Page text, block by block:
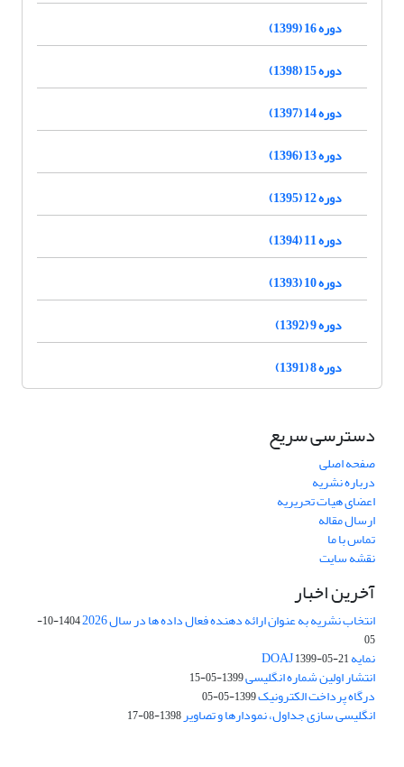
دوره 16 (1399)
دوره 15 (1398)
دوره 14 (1397)
دوره 13 (1396)
دوره 12 (1395)
دوره 11 (1394)
دوره 10 (1393)
دوره 9 (1392)
دوره 8 (1391)
دسترسی سریع
صفحه اصلی
درباره نشریه
اعضای هیات تحریریه
ارسال مقاله
تماس با ما
نقشه سایت
آخرین اخبار
انتخاب نشریه به عنوان ارائه دهنده فعال داده ها در سال 2026
1404-10-
05
نمایه DOAJ1399-05-21
انتشار اولین شماره انگلیسی1399-05-15
درگاه پرداخت الکترونیک1399-05-05
انگلیسی سازی جداول، نمودارها و تصاویر1398-08-17